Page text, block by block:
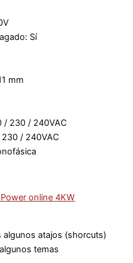
Sí
mm
/ 230 / 240VAC
/ 240VAC
online 4KW
atajos (shorcuts)
temas